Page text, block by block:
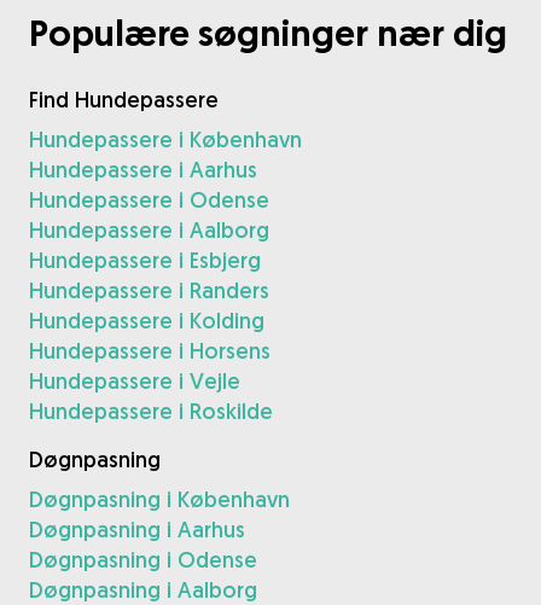
Populære søgninger nær dig
Find Hundepassere
Hundepassere i København
Hundepassere i Aarhus
Hundepassere i Odense
Hundepassere i Aalborg
Hundepassere i Esbjerg
Hundepassere i Randers
Hundepassere i Kolding
Hundepassere i Horsens
Hundepassere i Vejle
Hundepassere i Roskilde
Døgnpasning
Døgnpasning i København
Døgnpasning i Aarhus
Døgnpasning i Odense
Døgnpasning i Aalborg